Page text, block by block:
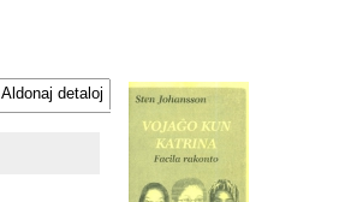
Aldonaj detaloj